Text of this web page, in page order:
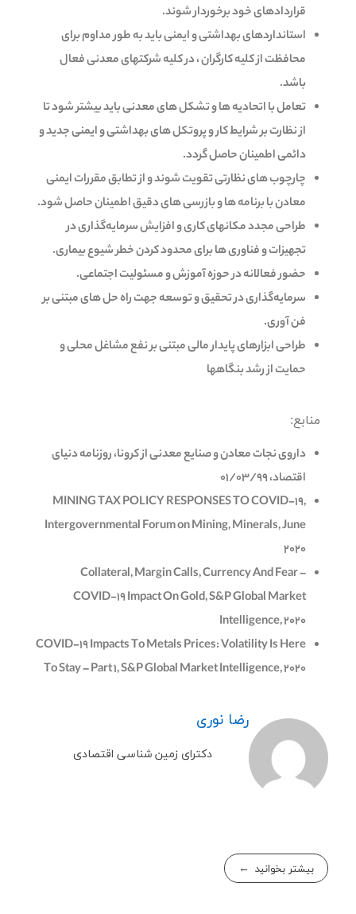
قراردادهای خود برخوردار شوند.
استانداردهای بهداشتی و ایمنی باید به طور مداوم برای
محافظت از کلیه کارگران ، در کلیه شرکتهای معدنی فعال
باشد.
تعامل با اتحادیه ها و تشکل های معدنی باید بیشتر شود تا
از نظارت بر شرایط کار و پروتکل های بهداشتی و ایمنی جدید و
دائمی اطمینان حاصل گردد.
چارچوب های نظارتی تقویت شوند و از تطابق مقررات ایمنی
معادن با برنامه ها و بازرسی های دقیق اطمینان حاصل شود.
طراحی مجدد مکانهای کاری و افزایش سرمایه‌گذاری در
تجهیزات و فناوری ها برای محدود کردن خطر شیوع بیماری.
حضور فعالانه در حوزه آموزش و مسئولیت اجتماعی.
سرمایه‌گذاری در تحقیق و توسعه جهت راه حل های مبتنی بر
فن آوری.
طراحی ابزارهای پایدار مالی مبتنی بر نفع مشاغل محلی و
حمایت از رشد بنگاهها
منابع:
داروی نجات معادن و صنایع معدنی از کرونا، روزنامه دنیای
اقتصاد، 01/03/99
MINING TAX POLICY RESPONSES TO COVID-19,
Intergovernmental Forum on Mining, Minerals, June
2020
Collateral, Margin Calls, Currency And Fear –
COVID-19 Impact On Gold, S&P Global Market
Intelligence, 2020
COVID-19 Impacts To Metals Prices: Volatility Is Here
To Stay – Part 1, S&P Global Market Intelligence, 2020
رضا نوری
دکترای زمین شناسی اقتصادی
بیشتر بخوانید